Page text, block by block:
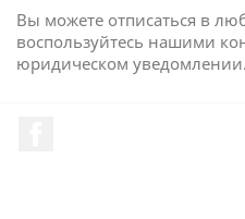
Вы можете отписаться в
воспользуйтесь нашими
юридическом уведомлении.